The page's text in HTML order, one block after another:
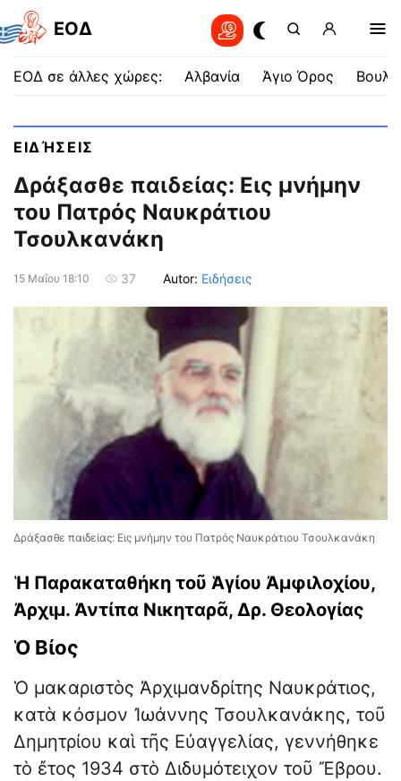
EOΔ
ΕΟΔ σε άλλες χώρες: Αλβανία Άγιο Όρος
ΕΙΔΉΣΕΙΣ
Δράξασθε παιδείας: Εις μνήμην
του Πατρός Ναυκράτιου
Τσουλκανάκη
15 Μαΐου 18:10 37 Autor: Ειδήσεις
Δράξασθε παιδείας: Εις μνήμην του Πατρός Ναυκράτιου Τσουλκανάκη
Ἡ Παρακαταθήκη τοῦ Ἁγίου Ἀμφιλοχίου,
Ἀρχιμ. Ἀντίπα Νικηταρᾶ, Δρ. Θεολογίας
Ὁ Βίος
Ὁ μακαριστὸς Ἀρχιμανδρίτης Ναυκράτιος,
κατὰ κόσμον Ἰωάννης Τσουλκανάκης, τοῦ
Δημητρίου καὶ τῆς Εὐαγγελίας, γεννήθηκε
τὸ ἔτος 1934 στὸ Διδυμότειχον τοῦ Ἔβρου.